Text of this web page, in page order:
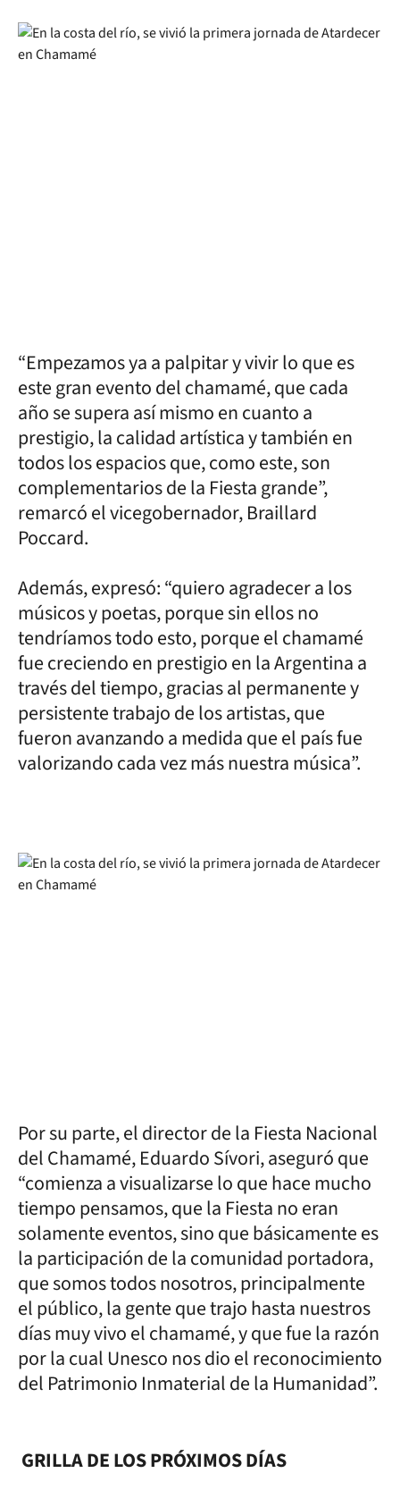
“Empezamos ya a palpitar y vivir lo que es
este gran evento del chamamé, que cada
año se supera así mismo en cuanto a
prestigio, la calidad artística y también en
todos los espacios que, como este, son
complementarios de la Fiesta grande”,
remarcó el vicegobernador, Braillard
Poccard.
Además, expresó: “quiero agradecer a los
músicos y poetas, porque sin ellos no
tendríamos todo esto, porque el chamamé
fue creciendo en prestigio en la Argentina a
través del tiempo, gracias al permanente y
persistente trabajo de los artistas, que
fueron avanzando a medida que el país fue
valorizando cada vez más nuestra música”.
Por su parte, el director de la Fiesta Nacional
del Chamamé, Eduardo Sívori, aseguró que
“comienza a visualizarse lo que hace mucho
tiempo pensamos, que la Fiesta no eran
solamente eventos, sino que básicamente es
la participación de la comunidad portadora,
que somos todos nosotros, principalmente
el público, la gente que trajo hasta nuestros
días muy vivo el chamamé, y que fue la razón
por la cual Unesco nos dio el reconocimiento
del Patrimonio Inmaterial de la Humanidad”.
GRILLA DE LOS PRÓXIMOS DÍAS